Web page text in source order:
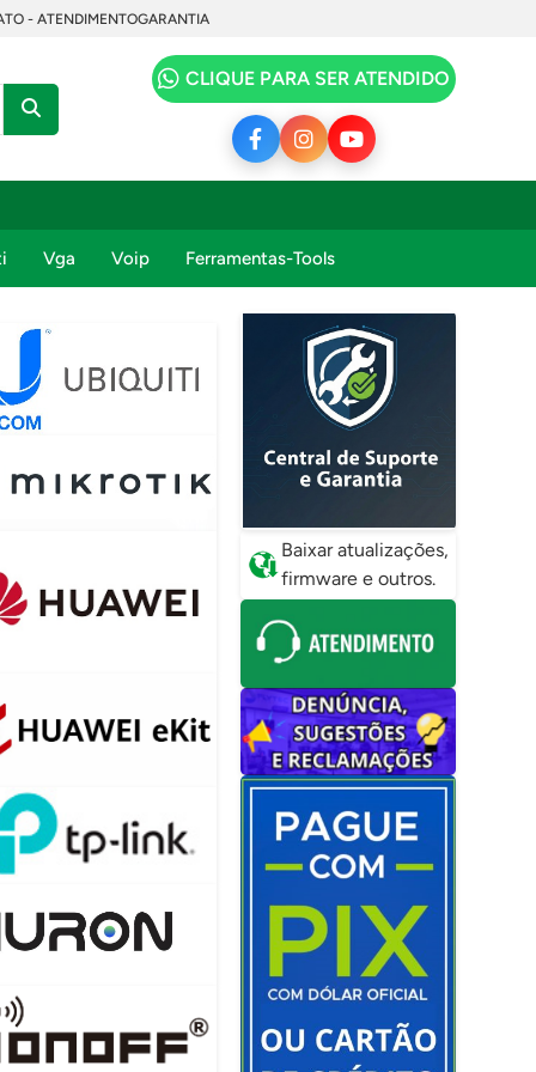
- ATENDIMENTOGARANTIA
CLIQUE PARA SER ATENDIDO
Vga Voip Ferramentas-Tools
Baixar atualizações,
firmware e outros.